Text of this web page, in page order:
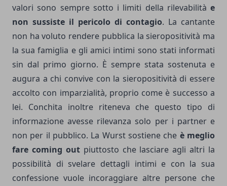
valori sono sempre sotto i limiti della rilevabilità e
non sussiste il pericolo di contagio. La cantante
non ha voluto rendere pubblica la sieropositività ma
la sua famiglia e gli amici intimi sono stati informati
sin dal primo giorno. È sempre stata sostenuta e
augura a chi convive con la sieropositività di essere
accolto con imparzialità, proprio come è successo a
lei. Conchita inoltre riteneva che questo tipo di
informazione avesse rilevanza solo per i partner e
non per il pubblico. La Wurst sostiene che è meglio
fare coming outpiuttosto che lasciare agli altri la
possibilità di svelare dettagli intimi e con la sua
confessione vuole incoraggiare altre persone che